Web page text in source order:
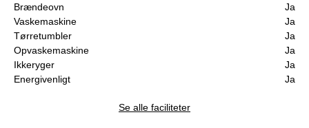
Brændeovn
Ja
Vaskemaskine
Ja
Tørretumbler
Ja
Opvaskemaskine
Ja
Ikkeryger
Ja
Energivenligt
Ja
Se alle faciliteter